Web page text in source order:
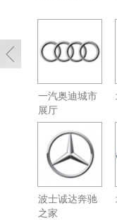
一汽奥迪城市
展厅
波士诚达奔驰
之家